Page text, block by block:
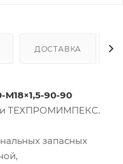
ДОСТАВКА
М18×1,5-90-90
ТЕХПРОМИМПЕКС.
запасных